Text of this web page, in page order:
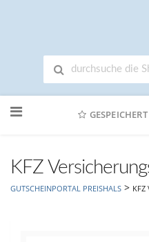
Online-
GESPEICHERT
KFZ
GUTSCHEINPORTAL PREISHALS > KFZ